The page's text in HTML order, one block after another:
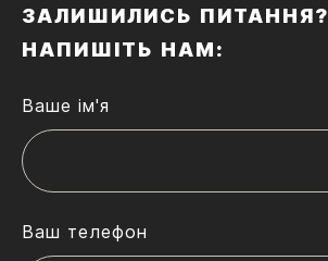
ЗАЛИШИЛИСЬ ПИТАННЯ?
НАПИШІТЬ НАМ:
Ваше ім'я
Ваш телефон